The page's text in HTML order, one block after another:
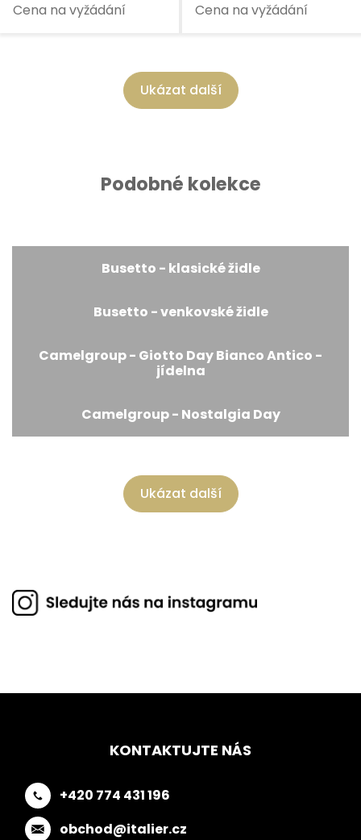
Cena na vyžádání Cena na vyžádání
Ukázat další
Podobné kolekce
Busetto - klasické židle
Busetto - venkovské židle
Camelgroup - Giotto Day Bianco Antico -
jídelna
Camelgroup - Nostalgia Day
Ukázat další
KONTAKTUJTE NÁS
+420 774 431 196
obchod@italier.cz